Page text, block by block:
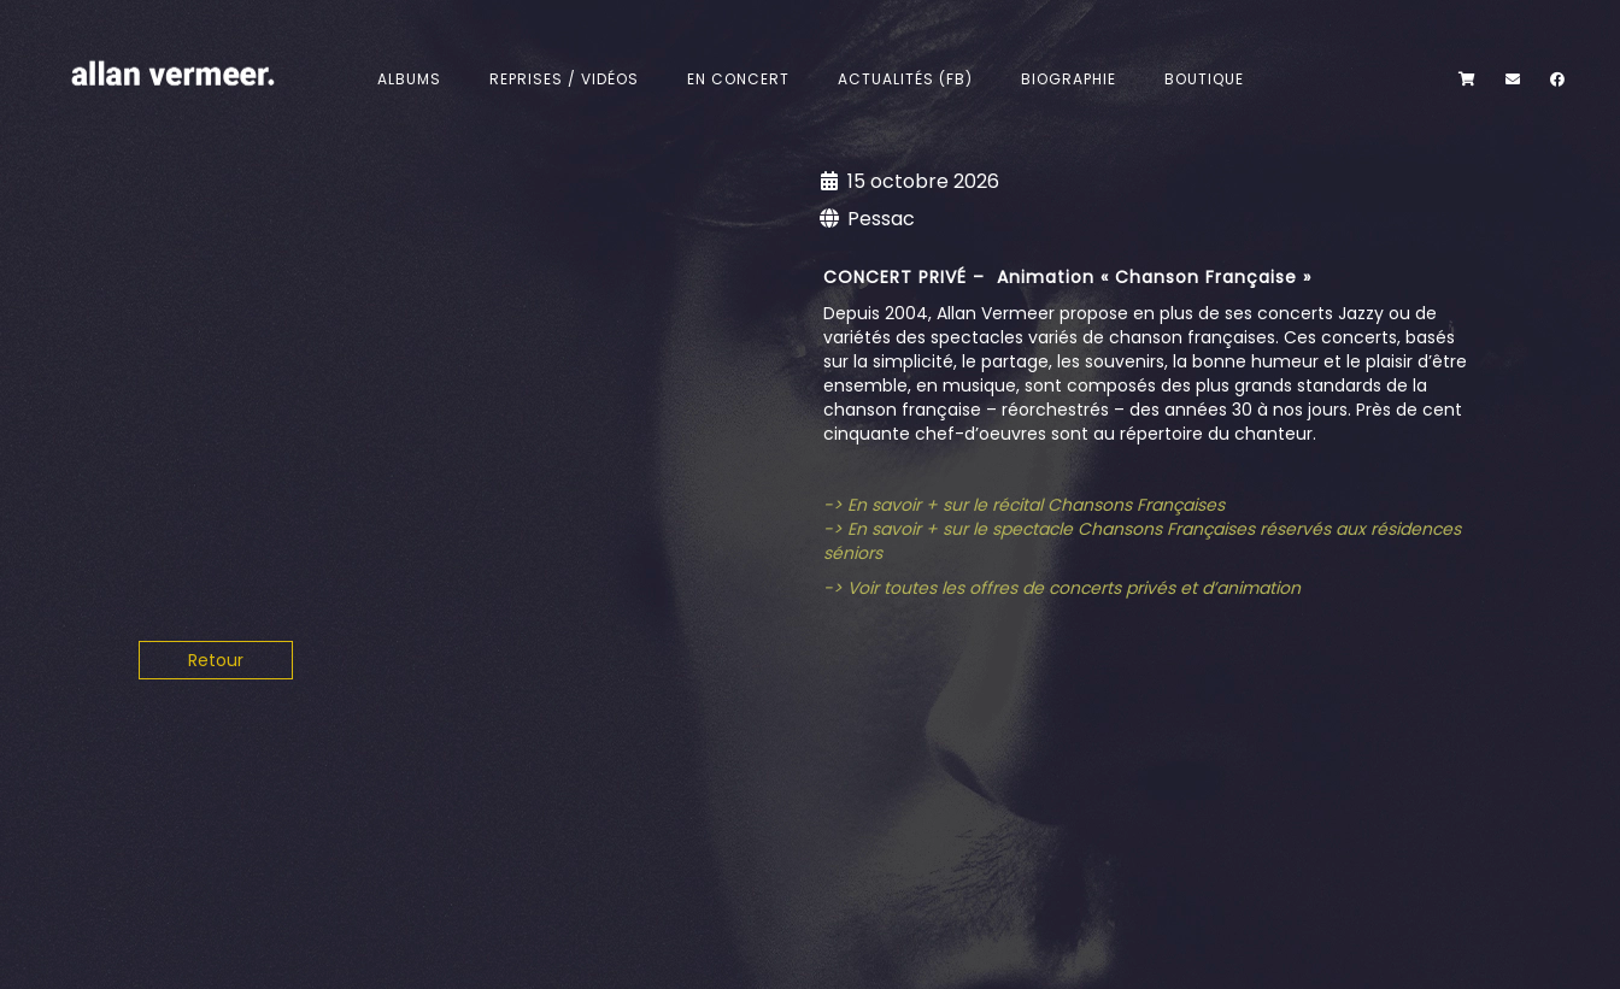
ALBUMS REPRISES / VIDÉOS EN CONCERT ACTUALITÉS (FB) BIOGRAPHIE BOUTIQUE
15 octobre 2026
Pessac
CONCERT PRIVÉ – Animation « Chanson Française »
Depuis 2004, Allan Vermeer propose en plus de ses concerts Jazzy ou de
variétés des spectacles variés de chanson françaises. Ces concerts, basés
sur la simplicité, le partage, les souvenirs, la bonne humeur et le plaisir d’être
ensemble, en musique, sont composés des plus grands standards de la
chanson française – réorchestrés – des années 30 à nos jours. Près de cent
cinquante chef-d’oeuvres sont au répertoire du chanteur.
-> En savoir + sur le récital Chansons Françaises
-> En savoir + sur le spectacle Chansons Françaises réservés aux résidences
séniors
-> Voir toutes les offres de concerts privés et d’animation
Retour